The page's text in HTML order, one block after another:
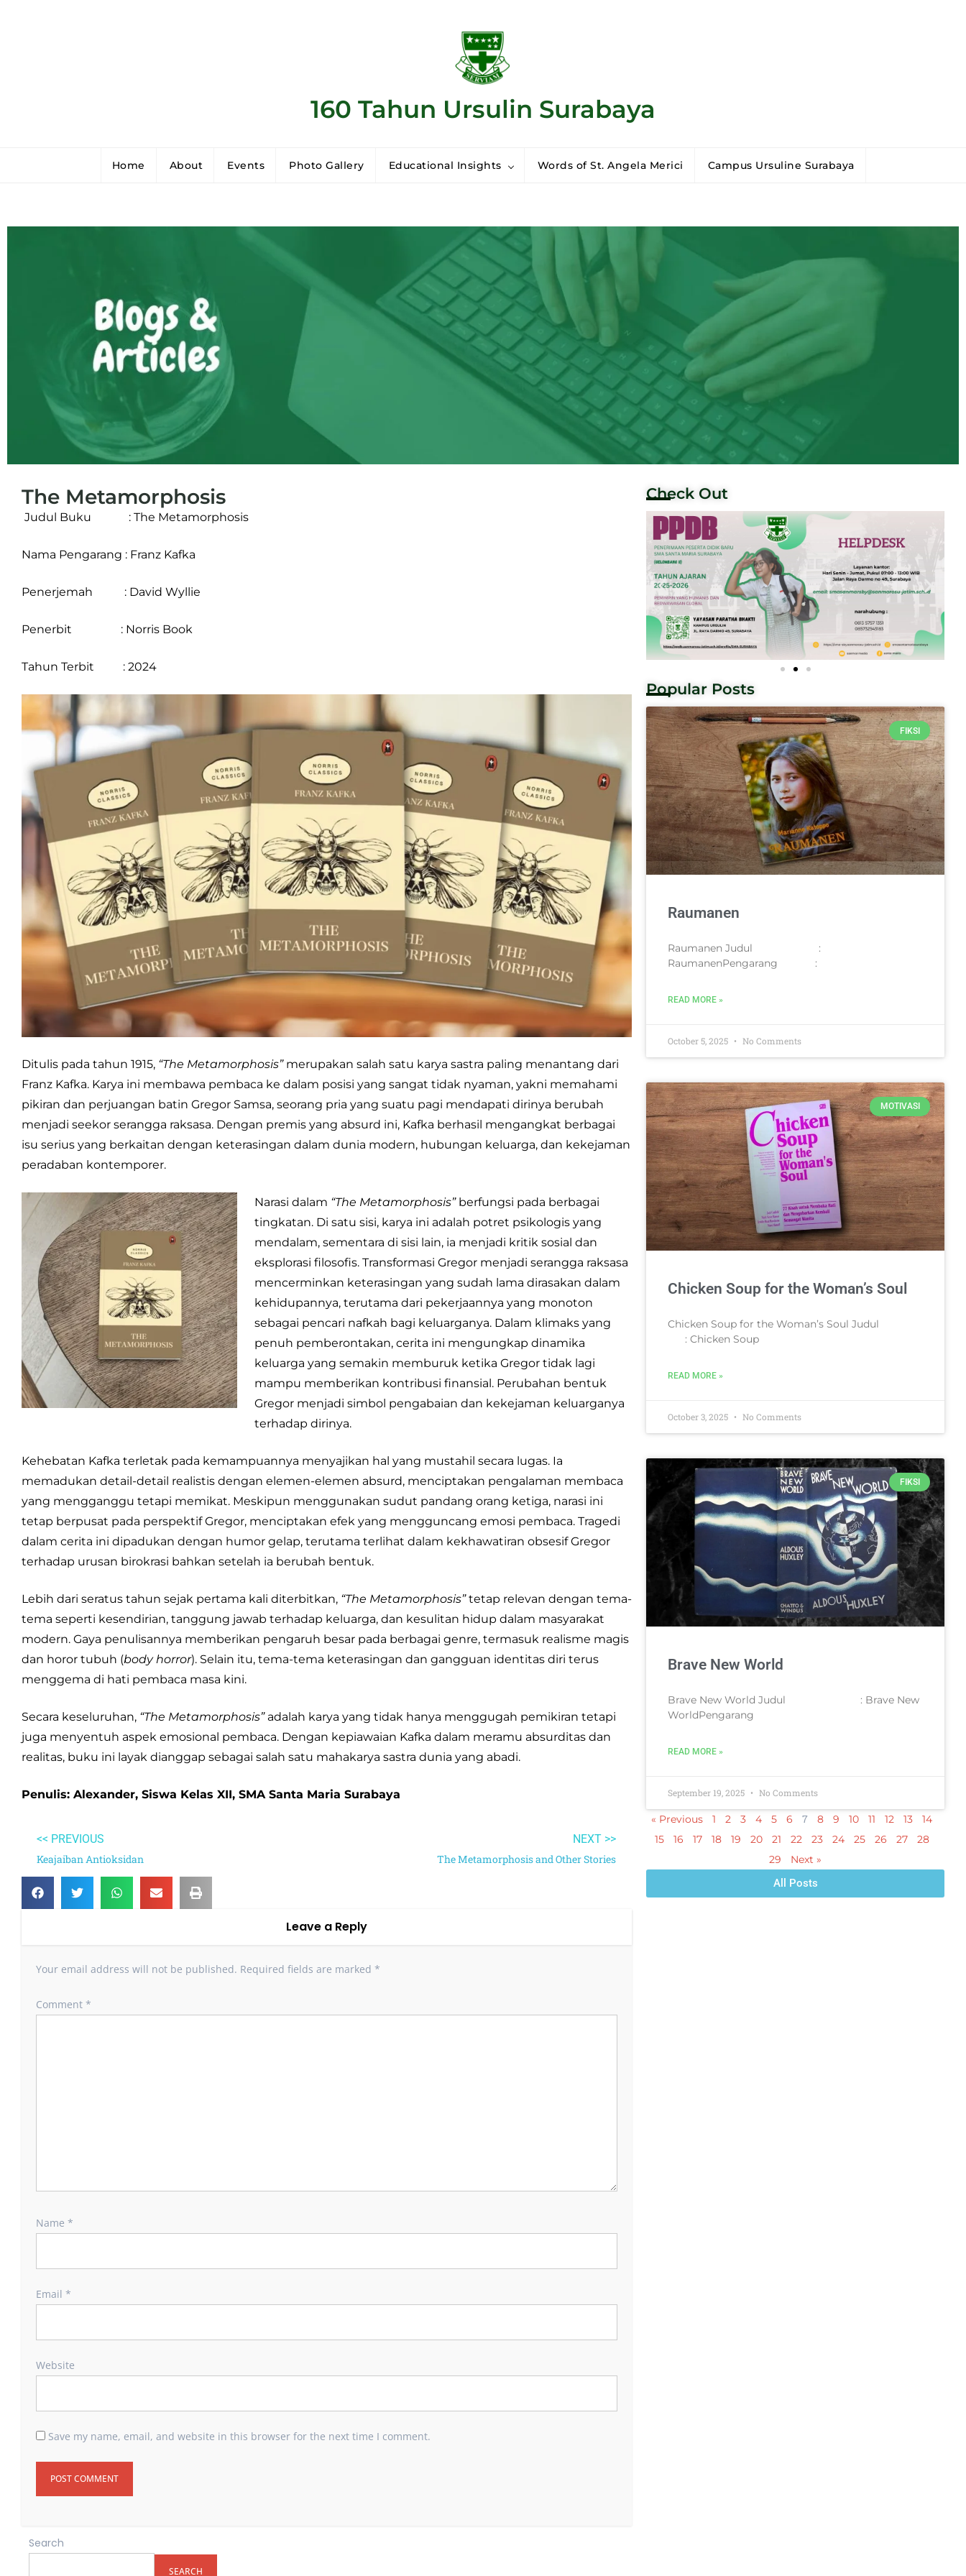
160 Tahun Ursulin Surabaya
Home About Events Photo Gallery Educational Insights Words of St. Angela Merici Campus Ursuline Surabaya
The Metamorphosis
Judul Buku : The Metamorphosis
Nama Pengarang : Franz Kafka
Penerjemah : David Wyllie
Penerbit : Norris Book
Tahun Terbit : 2024
Ditulis pada tahun 1915, “The Metamorphosis”merupakan salah satu karya sastra paling menantang dari
Franz Kafka. Karya ini membawa pembaca ke dalam posisi yang sangat tidak nyaman, yakni memahami
pikiran dan perjuangan batin Gregor Samsa, seorang pria yang suatu pagi mendapati dirinya berubah
menjadi seekor serangga raksasa. Dengan premis yang absurd ini, Kafka berhasil mengangkat berbagai
isu serius yang berkaitan dengan keterasingan dalam dunia modern, hubungan keluarga, dan kekejaman
peradaban kontemporer.
Narasi dalam “The Metamorphosis” berfungsi pada berbagai
tingkatan. Di satu sisi, karya ini adalah potret psikologis yang
mendalam, sementara di sisi lain, ia menjadi kritik sosial dan
eksplorasi filosofis. Transformasi Gregor menjadi serangga raksasa
mencerminkan keterasingan yang sudah lama dirasakan dalam
kehidupannya, terutama dari pekerjaannya yang monoton
sebagai pencari nafkah bagi keluarganya. Dalam klimaks yang
penuh pemberontakan, cerita ini mengungkap dinamika
keluarga yang semakin memburuk ketika Gregor tidak lagi
mampu memberikan kontribusi finansial. Perubahan bentuk
Gregor menjadi simbol pengabaian dan kekejaman keluarganya
terhadap dirinya.
Kehebatan Kafka terletak pada kemampuannya menyajikan hal yang mustahil secara lugas. Ia
memadukan detail-detail realistis dengan elemen-elemen absurd, menciptakan pengalaman membaca
yang mengganggu tetapi memikat. Meskipun menggunakan sudut pandang orang ketiga, narasi ini
tetap berpusat pada perspektif Gregor, menciptakan efek yang mengguncang emosi pembaca. Tragedi
dalam cerita ini dipadukan dengan humor gelap, terutama terlihat dalam kekhawatiran obsesif Gregor
terhadap urusan birokrasi bahkan setelah ia berubah bentuk.
Lebih dari seratus tahun sejak pertama kali diterbitkan, “The Metamorphosis”tetap relevan dengan tema-
tema seperti kesendirian, tanggung jawab terhadap keluarga, dan kesulitan hidup dalam masyarakat
modern. Gaya penulisannya memberikan pengaruh besar pada berbagai genre, termasuk realisme magis
dan horor tubuh (body horror). Selain itu, tema-tema keterasingan dan gangguan identitas diri terus
menggema di hati pembaca masa kini.
Secara keseluruhan, “The Metamorphosis”adalah karya yang tidak hanya menggugah pemikiran tetapi
juga menyentuh aspek emosional pembaca. Dengan kepiawaian Kafka dalam meramu absurditas dan
realitas, buku ini layak dianggap sebagai salah satu mahakarya sastra dunia yang abadi.
Penulis: Alexander, Siswa Kelas XII, SMA Santa Maria Surabaya
<< PREVIOUS
Keajaiban Antioksidan
NEXT >>
The Metamorphosis and Other Stories
Leave a Reply
Your email address will not be published. Required fields are marked *
Comment *
Name *
Email *
Website
Save my name, email, and website in this browser for the next time I comment.
Search
SEARCH
Check Out
Popular Posts
FIKSI
Raumanen
Raumanen Judul :
RaumanenPengarang :
READ MORE »
October 5, 2025 No Comments
MOTIVASI
Chicken Soup for the Woman’s Soul
Chicken Soup for the Woman’s Soul Judul
: Chicken Soup
READ MORE »
October 3, 2025 No Comments
FIKSI
Brave New World
Brave New World Judul : Brave New
WorldPengarang
READ MORE »
September 19, 2025 No Comments
« Previous 1 2 3 4 5 6 7 8 9 10 11 12 13
14
15
16 17 18 19 20 21 22 23 24 25 26 27
28
29
Next »
All Posts